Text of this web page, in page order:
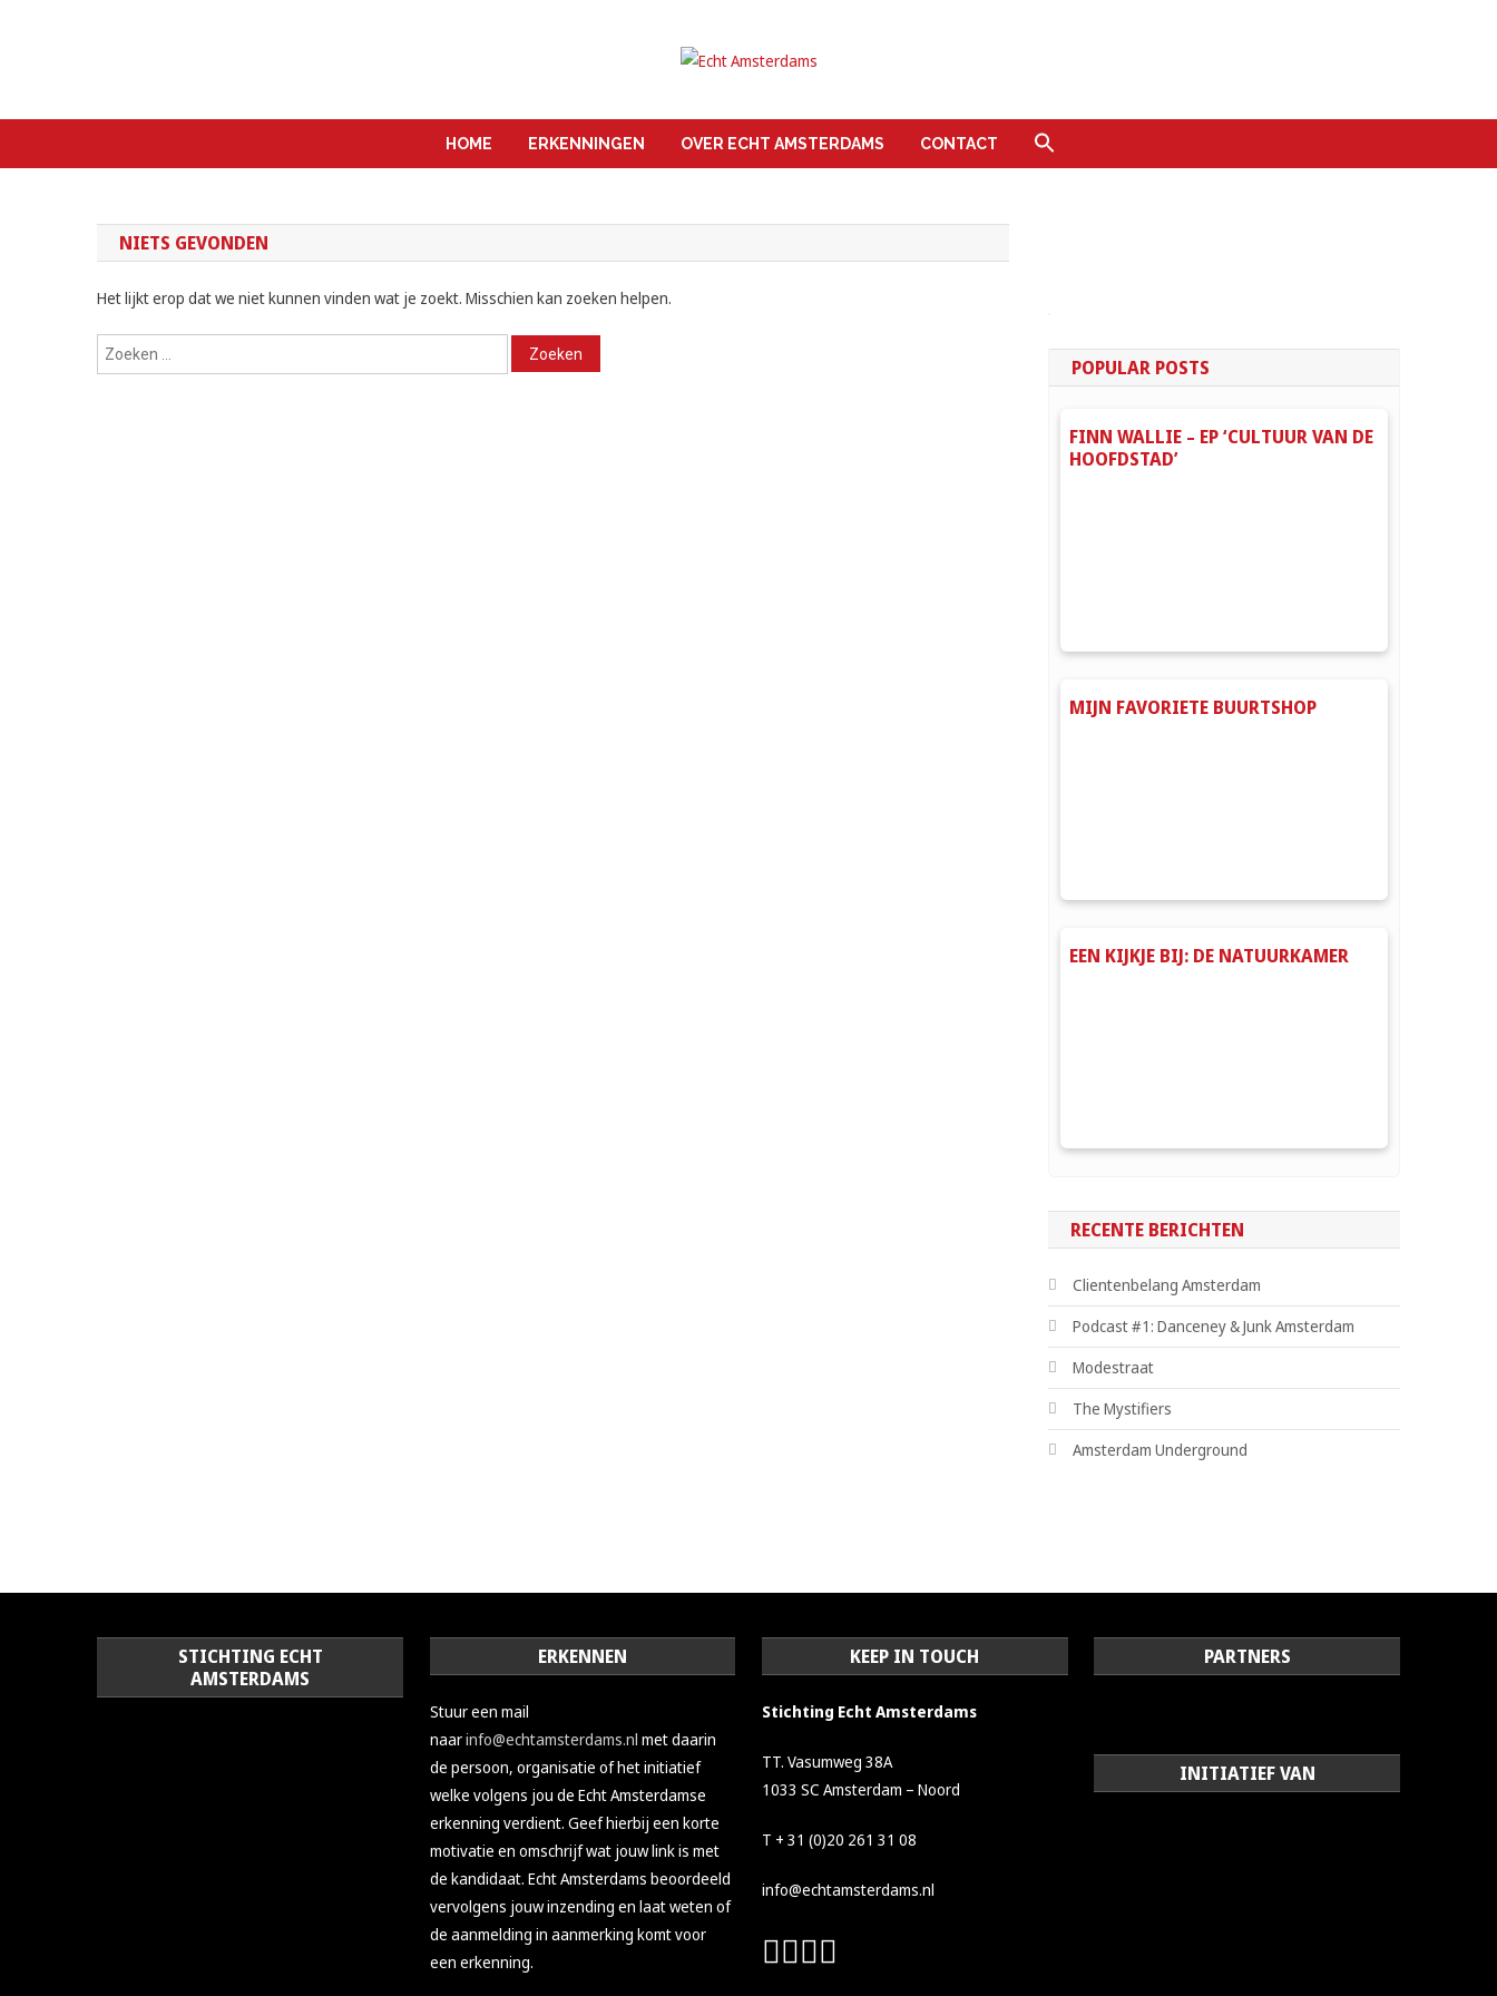
HOME ERKENNINGEN OVER ECHT AMSTERDAMS CONTACT NAAR:
NIETS GEVONDEN
Het lijkt erop dat we niet kunnen vinden wat je zoekt. Misschien kan zoeken helpen.
Zoeken
naar:
POPULAR POSTS
FINN WALLIE – EP ‘CULTUUR VAN DE
HOOFDSTAD’
MIJN FAVORIETE BUURTSHOP
EEN KIJKJE BIJ: DE NATUURKAMER
RECENTE BERICHTEN
Clientenbelang Amsterdam
Podcast #1: Danceney & Junk Amsterdam
Modestraat
The Mystifiers
Amsterdam Underground
STICHTING ECHT
AMSTERDAMS
ERKENNEN
Stuur een mail
naarinfo@echtamsterdams.nl met daarin
de persoon, organisatie of het initiatief
welke volgens jou de Echt Amsterdamse
erkenning verdient. Geef hierbij een korte
motivatie en omschrijf wat jouw link is met
de kandidaat. Echt Amsterdams beoordeeld
vervolgens jouw inzending en laat weten of
de aanmelding in aanmerking komt voor
een erkenning.
KEEP IN TOUCH
Stichting Echt Amsterdams
TT. Vasumweg 38A
1033 SC Amsterdam – Noord
T + 31 (0)20 261 31 08
info@echtamsterdams.nl
PARTNERS
INITIATIEF VAN